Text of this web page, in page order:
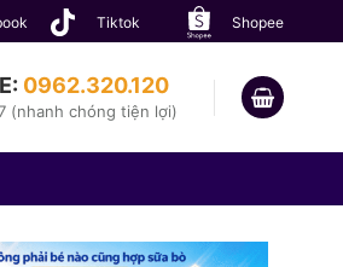
Tiktok Shopee
0962.320.120
(nhanh chóng tiện lợi)